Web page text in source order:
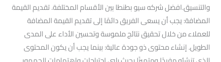
والتنسيق.افضل شركه سيو بطنطا بين الأقسام المختلفة. تقديم القيمة
المضافة: يجب أن يسعى الفريق دائمًا إلى تقديم القيمة المضافة
للعملاء من خلال تحقيق نتائج ملموسة وتحسين الأداء على المدى
الطويل. إنشاء محتوى ذو جودة عالية: بينما يجب أن يكون المحتوى